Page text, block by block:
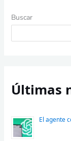
Buscar
Últimas
El agente